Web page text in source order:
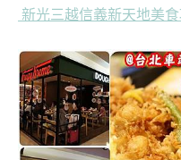
新光三越信義新天地美